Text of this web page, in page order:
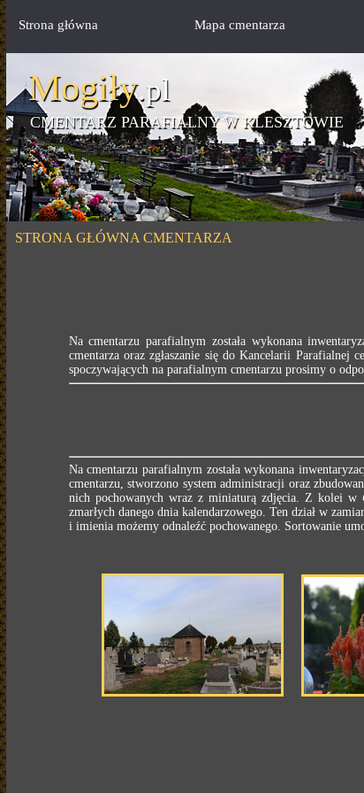
Mogiły.pl
CMENTARZ PARAFIALNY W KLESZTOWIE
Strona główna Mapa cmentarza
STRONA GŁÓWNA CMENTARZA
Na cmentarzu parafialnym została wykonana
cmentarza oraz zgłaszanie się do Kancelarii
spoczywających na parafialnym cmentarzu prosimy o
Na cmentarzu parafialnym została wykonana
cmentarzu, stworzono system administracji oraz
nich pochowanych wraz z miniaturą zdjęcia. Z kolei w
zmarłych danego dnia kalendarzowego. Ten dział w
i imienia możemy odnaleźć pochowanego. Sortowanie